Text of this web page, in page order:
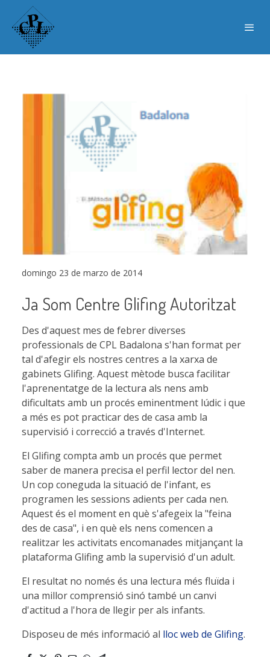
domingo 23 de marzo de 2014
Ja Som Centre Glifing Autoritzat
Des d'aquest mes de febrer diverses
professionals de CPL Badalona s'han format per
tal d'afegir els nostres centres a la xarxa de
gabinets Glifing. Aquest mètode busca facilitar
l'aprenentatge de la lectura als nens amb
dificultats amb un procés eminentment lúdic i que
a més es pot practicar des de casa amb la
supervisió i correcció a través d'Internet.
El Glifing compta amb un procés que permet
saber de manera precisa el perfil lector del nen.
Un cop coneguda la situació de l'infant, es
programen les sessions adients per cada nen.
Aquest és el moment en què s'afegeix la "feina
des de casa", i en què els nens comencen a
realitzar les activitats encomanades mitjançant la
plataforma Glifing amb la supervisió d'un adult.
El resultat no només és una lectura més fluïda i
una millor comprensió sinó també un canvi
d'actitud a l'hora de llegir per als infants.
Disposeu de més informació al lloc web de Glifing.